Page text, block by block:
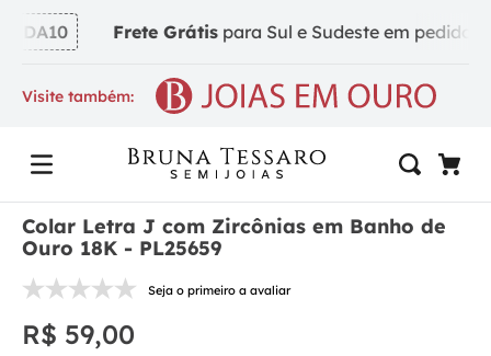
Frete Grátispara Sul e Sudeste em pedidos a
Visite também:
Colar Letra J com Zircônias em Banho de
Ouro 18K - PL25659
Seja o primeiro a avaliar
R$ 59,00